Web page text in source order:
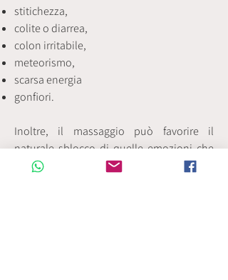
stitichezza,
colite o diarrea,
colon irritabile,
meteorismo,
scarsa energia
gonfiori.
Inoltre, il massaggio può favorire il
naturale sblocco di quelle emozioni che
possono somatizzarsi con problemi alla